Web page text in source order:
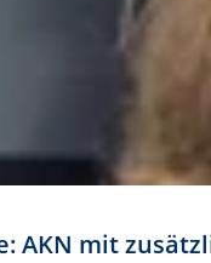
AKN mit